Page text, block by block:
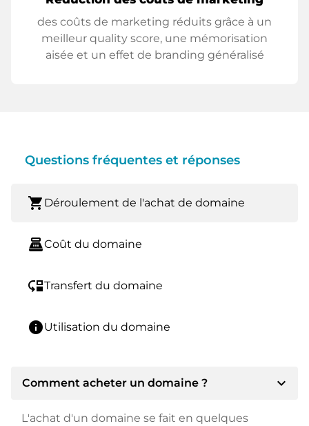
des coûts de marketing réduits grâce à un
meilleur quality score, une mémorisation
aisée et un effet de branding généralisé
Questions fréquentes et réponses
shopping_cart Déroulement de l'achat de domaine
point_of_saleCoût du domaine
move_downTransfert du domaine
infoUtilisation du domaine
Comment acheter un domaine ? expand_more
L'achat d'un domaine se fait en quelques